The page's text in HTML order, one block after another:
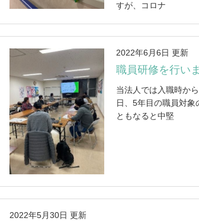
すが、コロナ
2022年6月6日 更新
職員研修を行い
当法人では入職時か
日、5年目の職員対象
ともなると中堅
2022年5月30日 更新